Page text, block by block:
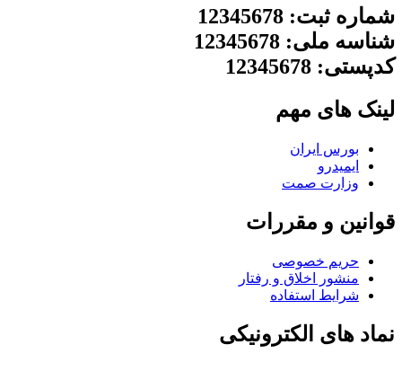
شماره ثبت: 12345678
شناسه ملی: 12345678
کدپستی: 12345678
لینک های مهم
بورس ایران
ایمیدرو
وزارت صمت
قوانین و مقررات
حریم خصوصی
منشور اخلاق و رفتار
شرایط استفاده
نماد های الکترونیکی